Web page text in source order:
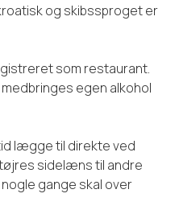
og skibssproget er
som restaurant.
egen alkohol
lægge til direkte ved
sidelæns til andre
gange skal over